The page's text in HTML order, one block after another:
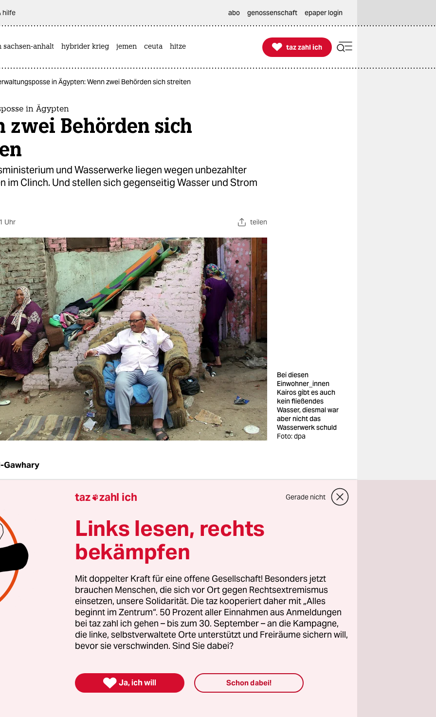
hilfe abo genossenschaft epaper login
sachsen-anhalt hybrider krieg jemen ceuta hitze 
taz zahl ich
taz zahl ich
in Ägypten: Wenn zwei Behörden sich streiten
in Ägypten
zwei Behörden sich
und Wasserwerke liegen wegen unbezahlter
im Clinch. Und stellen sich gegenseitig Wasser und Strom
Uhr teilen
Bei diesen
Einwohner_innen
Kairos gibt es auch
kein fließendes
Wasser, diesmal war
aber nicht das
Wasserwerk schuld
Foto: dpa
Gawhary
wohl seine Freude an einer Fehde innerhalb der Bürokratie
Ägypten. Es geht dabei um eine Auseinandersetzung um
Rechnungen.
des ägyptischen Fernsehsenders Kahera wal Nas
Wochenende von einer schier unfassbaren Geschichte
dabei auf anonyme Quellen. Das
habe beschlossen, gegen andere staatliche
vorzugehen, die ihre Stromrechnung nicht bezahlt
taz zahl ich Gerade nicht
Links lesen, rechts
bekämpfen
Mit doppelter Kraft für eine offene Gesellschaft! Besonders jetzt
brauchen Menschen, die sich vor Ort gegen Rechtsextremismus
einsetzen, unsere Solidarität. Die taz kooperiert daher mit „Alles
beginnt im Zentrum“. 50 Prozent aller Einnahmen aus Anmeldungen
bei taz zahl ich gehen – bis zum 30. September – an die Kampagne,
die linke, selbstverwaltete Orte unterstützt und Freiräume sichern will,
bevor sie verschwinden. Sind Sie dabei?
 Ja, ich will Schon dabei!